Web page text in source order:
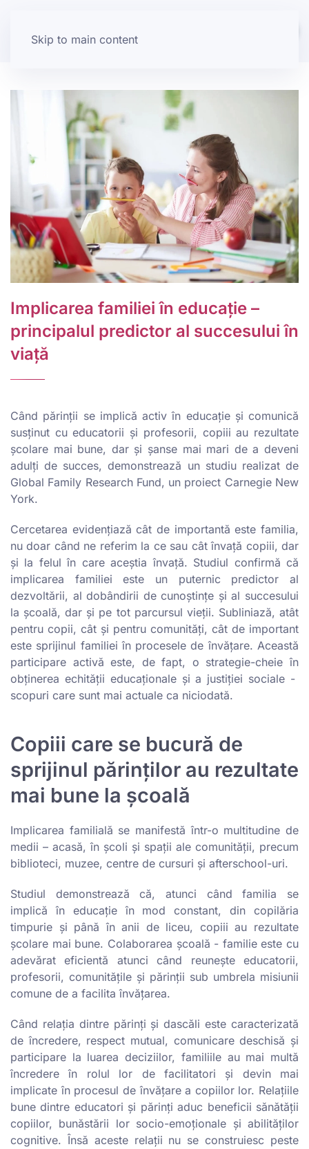
Skip to main content
Implicarea familiei în educație –
principalul predictor al succesului în
viață
Când părinții se implică activ în educație și comunică
susținut cu educatorii și profesorii, copiii au rezultate
școlare mai bune, dar și șanse mai mari de a deveni
adulți de succes, demonstrează un studiu realizat de
Global Family Research Fund, un proiect Carnegie New
York.
Cercetarea evidențiază cât de importantă este familia,
nu doar când ne referim la ce sau cât învață copiii, dar
și la felul în care aceștia învață. Studiul confirmă că
implicarea familiei este un puternic predictor al
dezvoltării, al dobândirii de cunoștințe și al succesului
la școală, dar și pe tot parcursul vieții. Subliniază, atât
pentru copii, cât și pentru comunități, cât de important
este sprijinul familiei în procesele de învățare. Această
participare activă este, de fapt, o strategie-cheie în
obținerea echității educaționale și a justiției sociale -
scopuri care sunt mai actuale ca niciodată.
Copiii care se bucură de
sprijinul părinților au rezultate
mai bune la școală
Implicarea familială se manifestă într-o multitudine de
medii – acasă, în școli și spații ale comunității, precum
biblioteci, muzee, centre de cursuri și afterschool-uri.
Studiul demonstrează că, atunci când familia se
implică în educație în mod constant, din copilăria
timpurie și până în anii de liceu, copiii au rezultate
școlare mai bune. Colaborarea școală - familie este cu
adevărat eficientă atunci când reunește educatorii,
profesorii, comunitățile și părinții sub umbrela misiunii
comune de a facilita învățarea.
Când relația dintre părinți și dascăli este caracterizată
de încredere, respect mutual, comunicare deschisă și
participare la luarea deciziilor, familiile au mai multă
încredere în rolul lor de facilitatori și devin mai
implicate în procesul de învățare a copiilor lor. Relațiile
bune dintre educatori și părinți aduc beneficii sănătății
copiilor, bunăstării lor socio-emoționale și abilităților
cognitive. Însă aceste relații nu se construiesc peste